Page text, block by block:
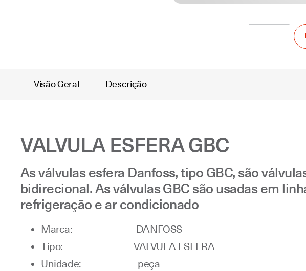
Visão Geral Descrição
VALVULA ESFERA GBC
As válvulas esfera Danfoss, tipo GBC, são
bidirecional. As válvulas GBC são usadas em
refrigeração e ar condicionado
Marca: DANFOSS
Tipo: VALVULA ESFERA
Unidade: peça